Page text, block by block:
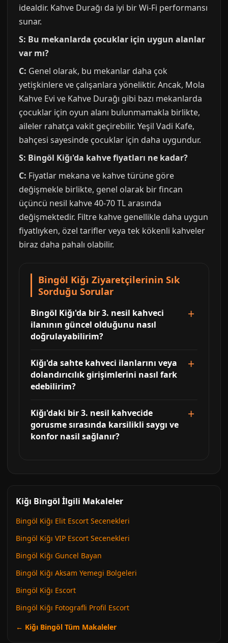
idealdir. Kahve Durağı da iyi bir Wi-Fi performansı
sunar.
S: Bu mekanlarda çocuklar için uygun alanlar
var mı?
C: Genel olarak, bu mekanlar daha çok
yetişkinlere ve çalışanlara yöneliktir. Ancak, Mola
Kahve Evi ve Kahve Durağı gibi bazı mekanlarda
çocuklar için oyun alanı bulunmamakla birlikte,
aileler rahatça vakit geçirebilir. Yeşil Vadi Kafe,
bahçesi sayesinde çocuklar için daha uygundur.
S: Bingöl Kiğı'da kahve fiyatları ne kadar?
C: Fiyatlar mekana ve kahve türüne göre
değişmekle birlikte, genel olarak bir fincan
üçüncü nesil kahve 40-70 TL arasında
değişmektedir. Filtre kahve genellikle daha uygun
fiyatlıyken, özel tarifler veya tek kökenli kahveler
biraz daha pahalı olabilir.
Bingöl Kiğı Ziyaretçilerinin Sık
Sorduğu Sorular
Bingöl Kiğı'da bir 3. nesil kahveci
ilanının güncel olduğunu nasıl
doğrulayabilirim?
Kiğı'da sahte kahveci ilanlarını veya
dolandırıcılık girişimlerini nasıl fark
edebilirim?
Kiğı'daki bir 3. nesil kahvecide
gorusme sırasında karsilikli saygı ve
konfor nasil sağlanır?
Kiğı Bingöl İlgili Makaleler
Bingöl Kiğı Elit Escort Secenekleri
Bingöl Kiğı VIP Escort Secenekleri
Bingöl Kiğı Guncel Bayan
Bingöl Kiğı Aksam Yemegi Bolgeleri
Bingöl Kiğı Escort
Bingöl Kiğı Fotografli Profil Escort
← Kiğı Bingöl Tüm Makaleler